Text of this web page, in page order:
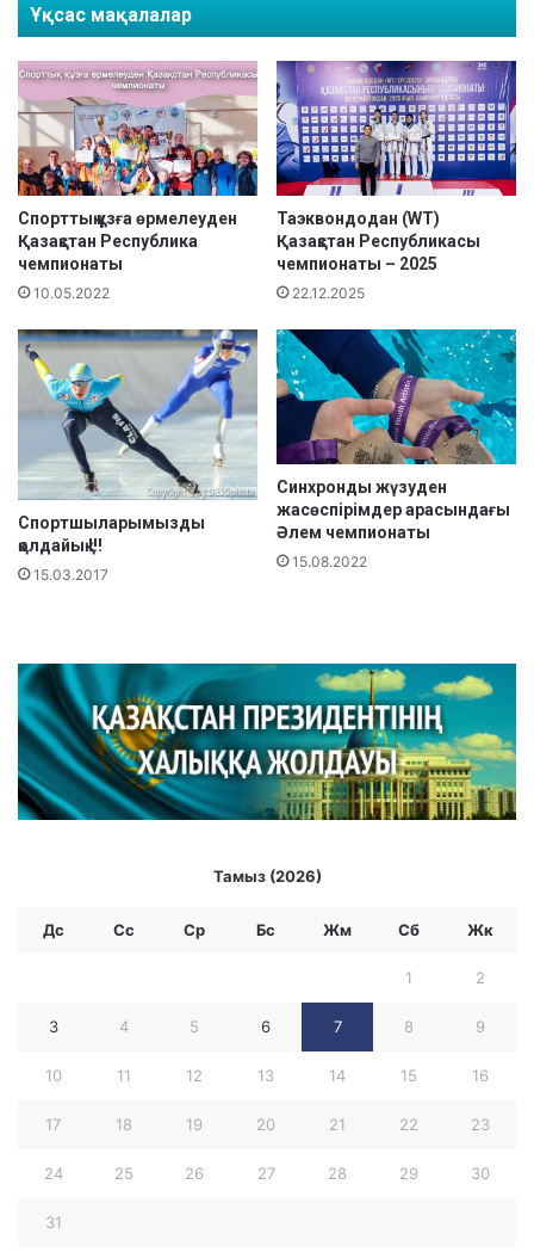
м
а
ы
з
д
ы
а
қ
п
а
а
D
a
n
u
b
i
a
o
p
e
n
ж
ы
ы
.
Ұқсас мақалалар
Спорттық құзға өрмелеуден
Қазақстан Республика
чемпионаты
10.05.2022
Таэквондодан (WT)
Қазақстан Республикасы
чемпионаты – 2025
22.12.2025
Спортшыларымызды
қолдайық !!!
15.03.2017
Синхронды жүзуден
жасөспірімдер арасындағы
Әлем чемпионаты
15.08.2022
Тамыз (2026)
Дс Сс Ср Бc Жм Сб Жк
1 2
3 4 5 6 7 8 9
10 11 12 13 14 15 16
17 18 19 20 21 22 23
24 25 26 27 28 29 30
31